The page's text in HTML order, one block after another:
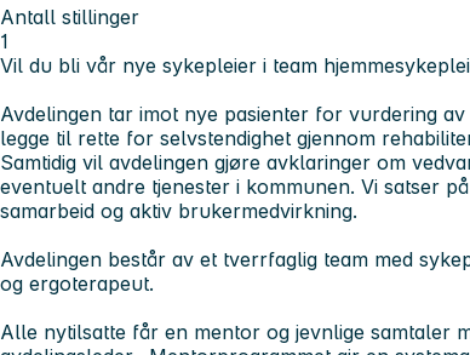
Antall stillinger
1
Vil du bli vår nye sykepleier i team
Avdelingen tar imot nye pasienter for vurdering
legge til rette for selvstendighet gjennom
Samtidig vil avdelingen gjøre avklaringer om
eventuelt andre tjenester i kommunen. Vi satser
samarbeid og aktiv brukermedvirkning.
Avdelingen består av et tverrfaglig team med
og ergoterapeut.
Alle nytilsatte får en mentor og jevnlige samtaler